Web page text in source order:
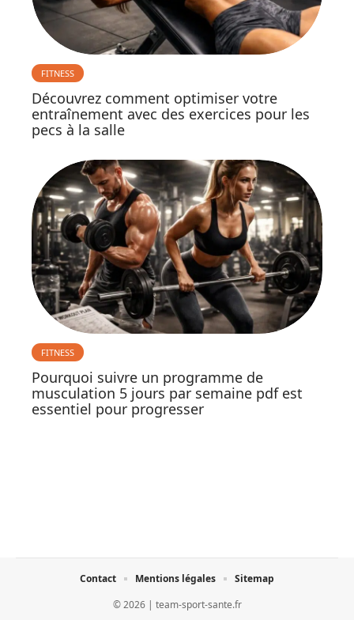
FITNESS
Découvrez comment optimiser votre
entraînement avec des exercices pour les
pecs à la salle
FITNESS
Pourquoi suivre un programme de
musculation 5 jours par semaine pdf est
essentiel pour progresser
© 2026 | team-sport-sante.fr
Contact Mentions légales Sitemap